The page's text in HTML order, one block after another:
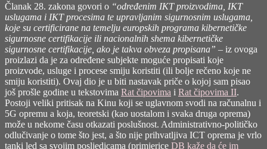
Članak 28. zakona govori o “određenim IKT proizvodima, IKT
uslugama i IKT procesima te upravljanim sigurnosnim uslugama,
koje su certificirane na temelju europskih programa kibernetičke
sigurnosne certifikacije ili nacionalnih shema kibernetičke
sigurnosne certifikacije, ako je takva obveza propisana” – iz ovoga
proizlazi da je za određene subjekte moguće propisati koje
proizvode, usluge i procese smiju koristiti (ili bolje rečeno koje ne
smiju koristiti). Ovaj dio je u biti nastavak priče o kojoj sam pisao
još prošle godine u tekstovima Rat čipovima i Rat čipovima II.
Postoji veliki pritisak na Kinu koji se uglavnom svodi na računalnu i
5G opremu a koja, teoretski (kao uostalom i svaka druga oprema)
može u nekome času otkazati poslušnost. Administrativno-političko
odlučivanje o tome što jest, a što nije prihvatljiva ICT oprema je vrlo
tanki led sa svojim posljedicama (primjerice DB kaže da će im